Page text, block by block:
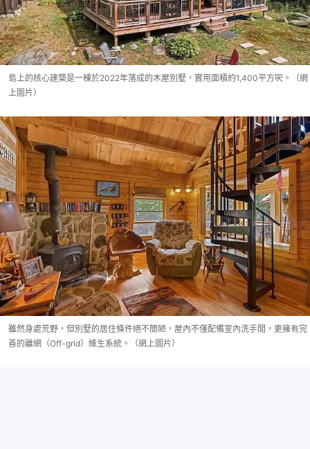
島上的核心建築是一棟於2022年落成的木屋別墅，實用面積約1,400平方呎。（網
上圖片）
雖然身處荒野，但別墅的居住條件絕不簡陋，屋內不僅配備室內洗手間，更擁有完
善的離網（Off-grid）維生系統。（網上圖片）